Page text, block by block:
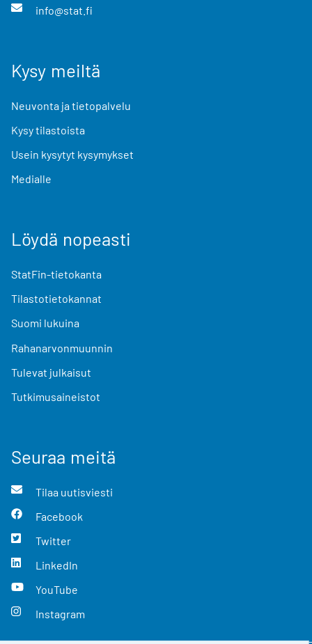
info@stat.fi
Kysy meiltä
Neuvonta ja tietopalvelu
Kysy tilastoista
Usein kysytyt kysymykset
Medialle
Löydä nopeasti
StatFin-tietokanta
Tilastotietokannat
Suomi lukuina
Rahanarvonmuunnin
Tulevat julkaisut
Tutkimusaineistot
Seuraa meitä
Tilaa uutisviesti
Facebook
Twitter
LinkedIn
YouTube
Instagram